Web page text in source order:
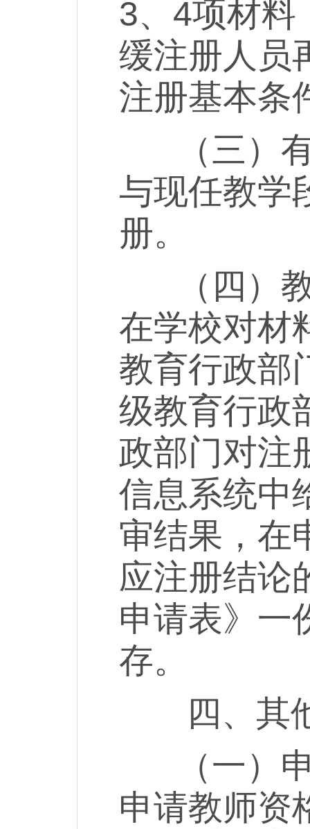
3、4项材料
缓注册人员
注册基本条
（三）有
与现任教学
册。
（四）教
在学校对材
教育行政部
级教育行政
政部门对注
信息系统中
审结果，在
应注册结论
申请表》一
存。
四、其
（一）申
申请教师资